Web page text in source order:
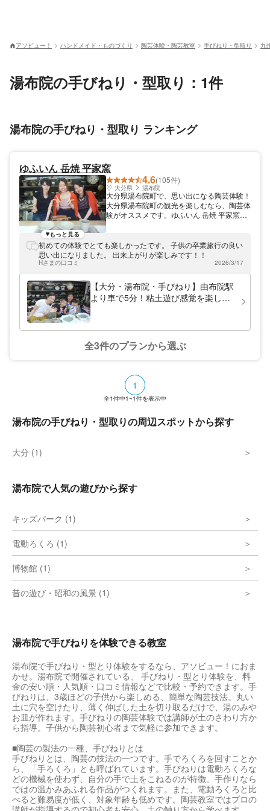
アソビュー！ ハンドメイド・ものづくり 陶芸体験・陶芸教室 手びねり・型取り 九
湯布院の手びねり・型取り：1件
湯布院の手びねり・型取り ランキング
ゆふいん 岳焼 平家窯
4.6(105件)
大分県 湯布院
大分県湯布院町で、思い出になる陶芸体験！
大分県湯布院町の観光を楽しむなら、陶芸体
験がオススメです。ゆふいん 岳焼 平家窯で
ので、旅の思い出が蘇るかのよう。JR「由
布院駅」より車で5分、「湯布院I.C」より車
で10分の場所にある、アクセス良好な教室
です！ ※全てのコースにおいて海外、外国人
の体験は受付しない 日本国内、日本人のみ
体験が可能
もっと見る
初めての体験でとても楽しかったです。 子供の卒業旅行の良い
思い出になりました。 出来上がりが楽しみです！！
Hさまの口コミ 2026/3/17
【大分・湯布院・手びねり】由布院駅
より車で5分！粘土遊び感覚を楽しも
全3件のプランから選ぶ
1
全1件中1~1件を表示中
湯布院の手びねり・型取りの周辺スポットから探す
大分 (1)
湯布院で人気の遊びから探す
キッズパーク (1)
電動ろくろ (1)
博物館 (1)
昔の遊び・昭和の風景 (1)
湯布院で手びねりを体験できる教室
湯布院で手びねり・型とり体験をするなら、アソビュー！におま
かせ。湯布院で開催されている、 手びねり・型とり体験を、料
金の安い順・人気順・口コミ情報などで比較・予約できます。手
びねりは、3歳ほどの子供から楽しめる、簡単な陶芸技法。丸い
土に穴を空けたり、薄く伸ばした土を切り取るだけで、湯のみや
お皿が作れます。手びねりの陶芸体験では講師が土のさわり方か
ら指導。子供から陶芸初心者まで気軽に参加できます。
■陶芸の製法の一種、手びねりとは
手びねりとは、陶芸の技法の一つです。手でろくろを回すことか
ら、「手ろくろ」とも呼ばれています。手びねりは電動ろくろな
どの機械を使わず、自分の手で土をこねるのが特徴。手作りなら
ではの温かみあふれる作品がつくれます。また、電動ろくろと比
べると難易度が低く、対象年齢も低めです。陶芸教室ではプロの